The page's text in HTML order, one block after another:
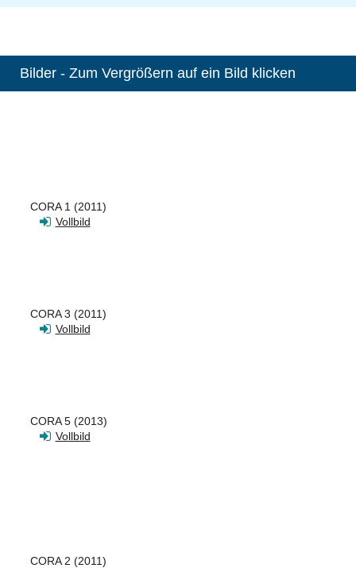
Bilder - Zum Vergrößern auf ein Bild klicken
CORA 1 (2011)
Vollbild
CORA 3 (2011)
Vollbild
CORA 5 (2013)
Vollbild
CORA 2 (2011)